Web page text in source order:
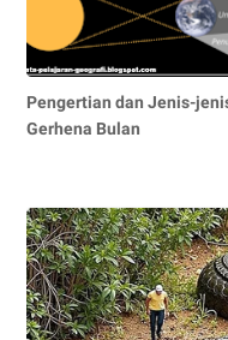
Pengertian dan Jenis-
Gerhena Bulan